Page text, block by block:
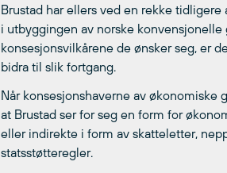
Brustad har ellers ved en rekke
i utbyggingen av norske konvensjonelle
konsesjonsvilkårene de ønsker seg, er
bidra til slik fortgang.
Når konsesjonshaverne av
at Brustad ser for seg en form for
eller indirekte i form av skatteletter,
statsstøtteregler.